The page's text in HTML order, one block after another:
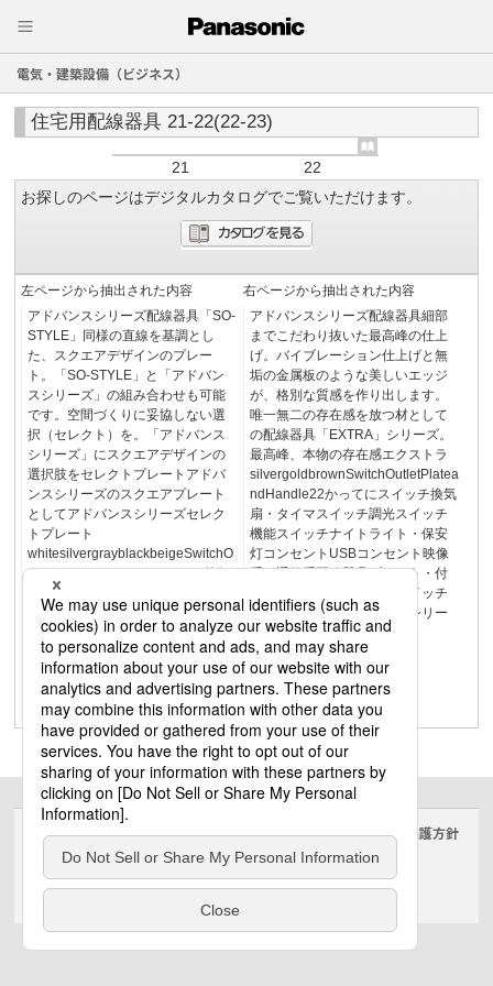
電気・建築設備（ビジネス）
住宅用配線器具 21-22(22-23)
21
22
お探しのページはデジタルカタログでご覧いただけます。
左ページから抽出された内容
アドバンスシリーズ配線器具「SO-
STYLE」同様の直線を基調とし
た、スクエアデザインのプレー
ト。「SO-STYLE」と「アドバン
スシリーズ」の組み合わせも可能
です。空間づくりに妥協しない選
択（セレクト）を。「アドバンス
シリーズ」にスクエアデザインの
選択肢をセレクトプレートアドバ
ンスシリーズのスクエアプレート
としてアドバンスシリーズセレク
トプレート
whitesilvergrayblackbeigeSwitchO
utletNEW21かってにスイッチ換気
扇・タイマスイッチ調光スイッチ
機能スイッチナイトライト・保安
灯コンセントUSBコンセント映像
系・通信系配線器具プレート・付
属品リンクプラス資料編スイッチ
特長・商品一覧アドバンスシリー
右ページから抽出された内容
アドバンスシリーズ配線器具細部
までこだわり抜いた最高峰の仕上
げ。バイブレーション仕上げと無
垢の金属板のような美しいエッジ
が、格別な質感を作り出します。
唯一無二の存在感を放つ材として
の配線器具「EXTRA」シリーズ。
最高峰、本物の存在感エクストラ
silvergoldbrownSwitchOutletPlatea
ndHandle22かってにスイッチ換気
扇・タイマスイッチ調光スイッチ
機能スイッチナイトライト・保安
灯コンセントUSBコンセント映像
系・通信系配線器具プレート・付
属品リンクプラス資料編スイッチ
特長・商品一覧アドバンスシリー
ズ
サイトのご利用にあたって クッキーポリシー 個人情報保護方針
電気・建築設備（ビジネス）